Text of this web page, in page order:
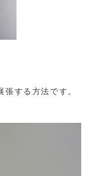
する方法です。